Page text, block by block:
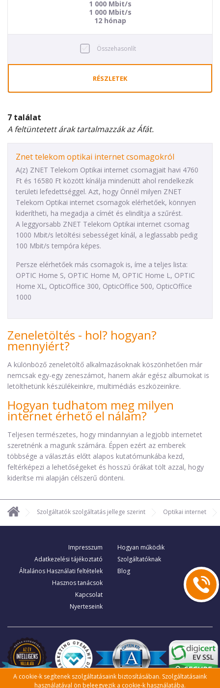
1 000 Mbit/s
1 000 Mbit/s
12 hónap
Összehasonlít
RÉSZLETEK
7 találat
A feltüntetett árak tartalmazzák az Áfát.
Znet telekom optikai internet csomagokról
A(z) ZNET Telekom Optikai internet csomagjait havi 4760
Ft és 16580 Ft között kínálja mindenütt ahol rendelkezik
területi lefedettséggel. Azt, hogy Önnél milyen ZNET
Telekom Optikai internet csomagok elérhetőek, könnyen
kiderítheti, ha megadja a címét és elindítja a szűrést.
A leggyorsabb ZNET Telekom Optikai internet csomag
1000 Mbit/s letöltési sebességet kínál, a leglassabb pedig
100 Mbit/s tempóra képes.
Persze elérhetőek más csomagok is, íme a teljes lista:
OPTIC Home S, OPTIC Home M, OPTIC Home L, OPTIC
Home XL, OpticOffice 300, OpticOffice 500, OpticOffice
1000
Zeneletöltés - hol? hogyan?
mennyiért?
A különböző zeneletöltő alkalmazásoknak köszönhetően már
nemcsak egy-egy zeneszámot, hanem akár egész albumokat is
letölthetünk készülékeinkre, multimédiás eszközeinkre.
Hogyan tudhatom meg milyen
internet érhető el nálam?
Teljesen természetes, hogy mindannyian a legjobb internetet
szeretnénk a magunk számára. Éppen ezért az emberek
többsége a választás előtt alapos kutatómunkába kezd,
feltérképezi a lehetőségeket és hosszú órákat tölt azzal, hogy
kiderítse mi alapján célszerű dönteni.
Szolgáltatók szolgáltatás jellege szerint Optikai internet
Impresszum
Adatkezelési tájékoztató
Általános Használati feltételek
Hasznos tanácsok
Kapcsolat
Nyerteseink
Hogyan működik
Szolgáltatóknak
Blog
A cookie-k segítenek szolgáltatásaink biztosításában. Szolgáltatásaink
használatával ön beleegyezik a cookie-k használatába.